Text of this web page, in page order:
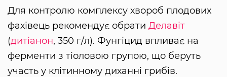
Для контролю комплексу хвороб плодових
фахівець рекомендує обрати Делавіт
(дитіанон, 350 г/л). Фунгіцид впливає на
ферменти з тіоловою групою, що беруть
участь у клітинному диханні грибів.